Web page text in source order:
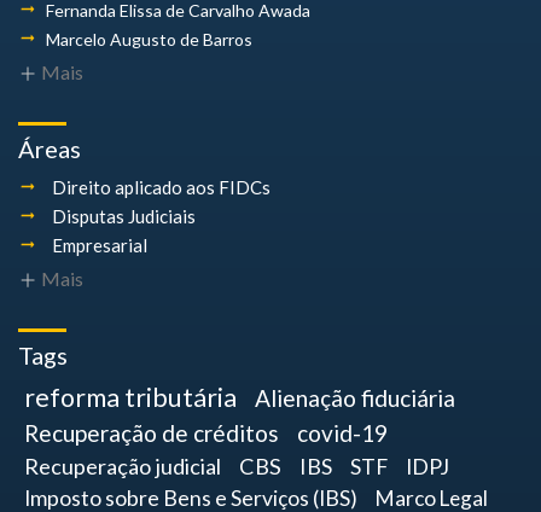
Fernanda Elissa de Carvalho Awada
Marcelo Augusto de Barros
Mais
Áreas
Direito aplicado aos FIDCs
Disputas Judiciais
Empresarial
Mais
Tags
reforma tributária
Alienação fiduciária
Recuperação de créditos
covid-19
Recuperação judicial CBS IBS STF
IDPJ
Imposto sobre Bens e Serviços (IBS)
Marco Legal